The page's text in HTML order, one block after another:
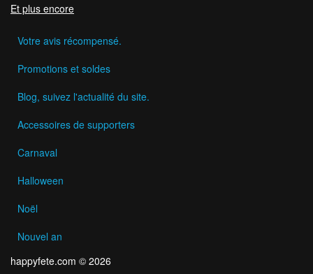
Et plus encore
Votre avis récompensé.
Promotions et soldes
Blog, suivez l'actualité du site.
Accessoires de supporters
Carnaval
Halloween
Noël
Nouvel an
happyfete.com © 2026